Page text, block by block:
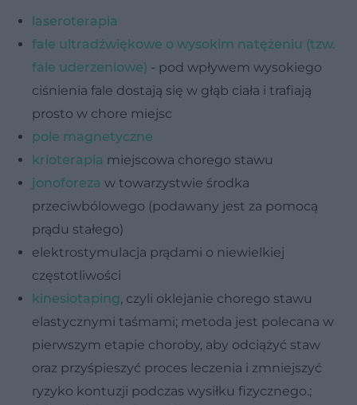
laseroterapia
fale ultradźwiękowe o wysokim natężeniu (tzw.
fale uderzeniowe) - pod wpływem wysokiego
ciśnienia fale dostają się w głąb ciała i trafiają
prosto w chore miejsc
pole magnetyczne
krioterapia miejscowa chorego stawu
jonoforeza w towarzystwie środka
przeciwbólowego (podawany jest za pomocą
prądu stałego)
elektrostymulacja prądami o niewielkiej
częstotliwości
kinesiotaping, czyli oklejanie chorego stawu
elastycznymi taśmami; metoda jest polecana w
pierwszym etapie choroby, aby odciążyć staw
oraz przyśpieszyć proces leczenia i zmniejszyć
ryzyko kontuzji podczas wysiłku fizycznego.;